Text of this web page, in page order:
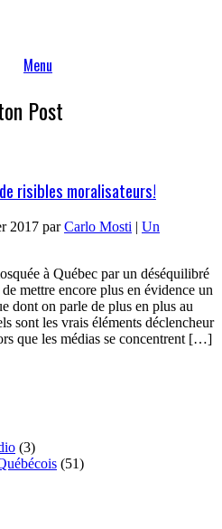
Menu
Post
risibles moralisateurs!
2017 parCarlo Mosti | Un
à Québec par un déséquilibré
mettre encore plus en évidence un
dont on parle de plus en plus au
sont les vrais éléments déclencheur
que les médias se concentrent […]
(3)
(51)